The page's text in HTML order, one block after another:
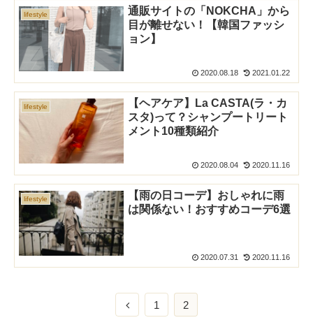
lifestyle
通販サイトの「NOKCHA」から
目が離せない！【韓国ファッシ
ョン】
2020.08.18 2021.01.22
lifestyle
【ヘアケア】La CASTA(ラ・カ
スタ)って？シャンプートリート
メント10種類紹介
2020.08.04 2020.11.16
lifestyle
【雨の日コーデ】おしゃれに雨
は関係ない！おすすめコーデ6選
2020.07.31 2020.11.16
1 2